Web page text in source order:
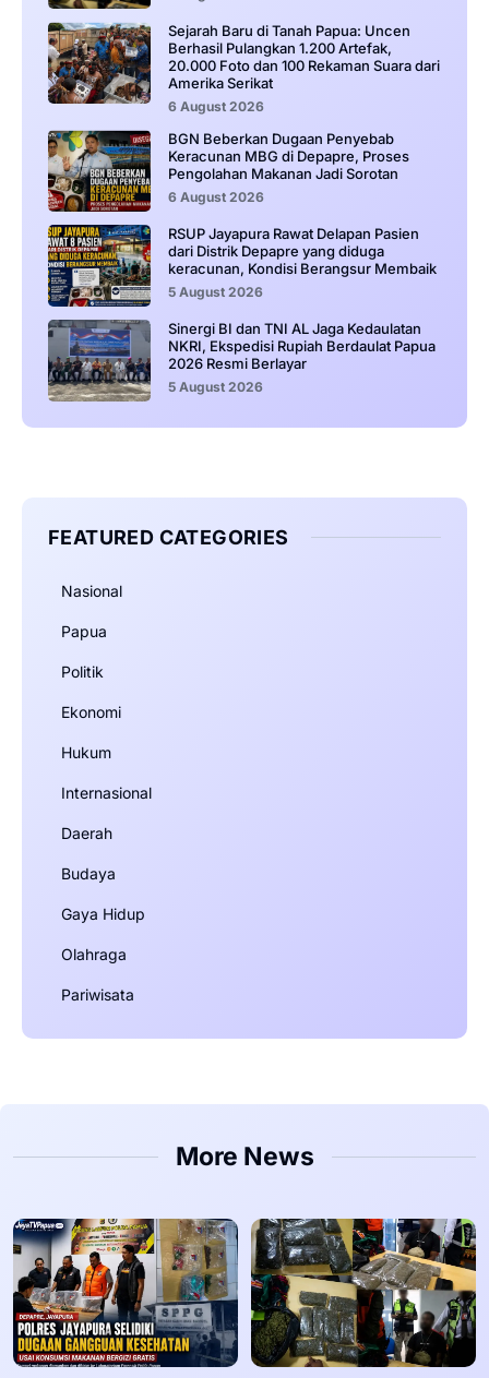
Sejarah Baru di Tanah Papua: Uncen
Berhasil Pulangkan 1.200 Artefak,
20.000 Foto dan 100 Rekaman Suara dari
Amerika Serikat
6 August 2026
BGN Beberkan Dugaan Penyebab
Keracunan MBG di Depapre, Proses
Pengolahan Makanan Jadi Sorotan
6 August 2026
RSUP Jayapura Rawat Delapan Pasien
dari Distrik Depapre yang diduga
keracunan, Kondisi Berangsur Membaik
5 August 2026
Sinergi BI dan TNI AL Jaga Kedaulatan
NKRI, Ekspedisi Rupiah Berdaulat Papua
2026 Resmi Berlayar
5 August 2026
FEATURED CATEGORIES
Nasional
Papua
Politik
Ekonomi
Hukum
Internasional
Daerah
Budaya
Gaya Hidup
Olahraga
Pariwisata
More News